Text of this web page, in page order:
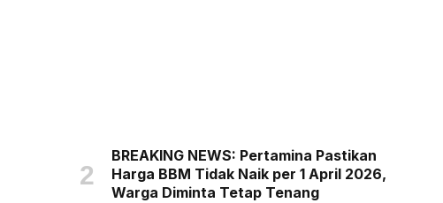
BREAKING NEWS: Pertamina Pastikan
Harga BBM Tidak Naik per 1 April 2026,
Warga Diminta Tetap Tenang